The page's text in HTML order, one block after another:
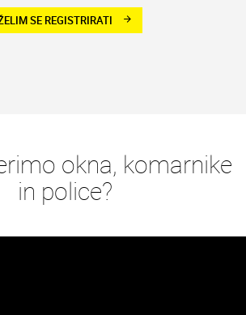
SE REGISTRIRATI arrow_forward
okna, komarnike
in police?